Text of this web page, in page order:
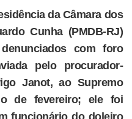
da Câmara dos
Cunha (PMDB-RJ)
com foro
pelo procurador-
Janot, ao Supremo
de fevereiro; ele foi
funcionário do doleiro